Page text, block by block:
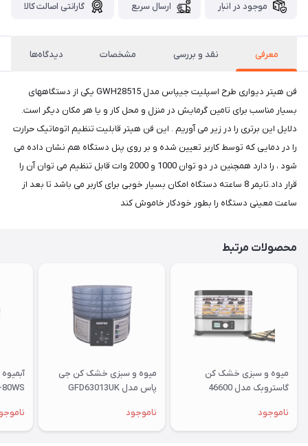
موجود در انبار ارسال سریع گارانتی اصالت کالا
معرفی نقد و بررسی مشخصات دیدگاه‌ها
فن هیتر دیواری طرح اسپلیت جیپاس مدل GWH28515 یکی از دستگاههای
بسیار مناسب برای تامین گرمایش در منزل و محل کار و یا هر مکان دیگر است.
دلایل این برتری را در زیر می آوریم . این فن هیتر قابلیت تنظیم اتوماتیک حرارت
را در دمایی که توسط کاربر تعیین شده و بر روی پنل دستگاه هم نشان داده می
شود ، را دارد همچنین در دو توان 1000 و 2000 وات قابل تنظیم می توان آن را
قرار داد.تایمر 8 ساعته دستگاه امکان بسیار خوبی برای کاربر می باشد تا بعد از
ساعت معینی دستگاه را بطور خودکار خاموش کند
محصولات مرتبط
میوه و سبزی خشک کن
گاستروبک مدل 46600
ناموجود
میوه و سبزی خشک کن جی
پاس مدل GFD63013UK
ناموجود